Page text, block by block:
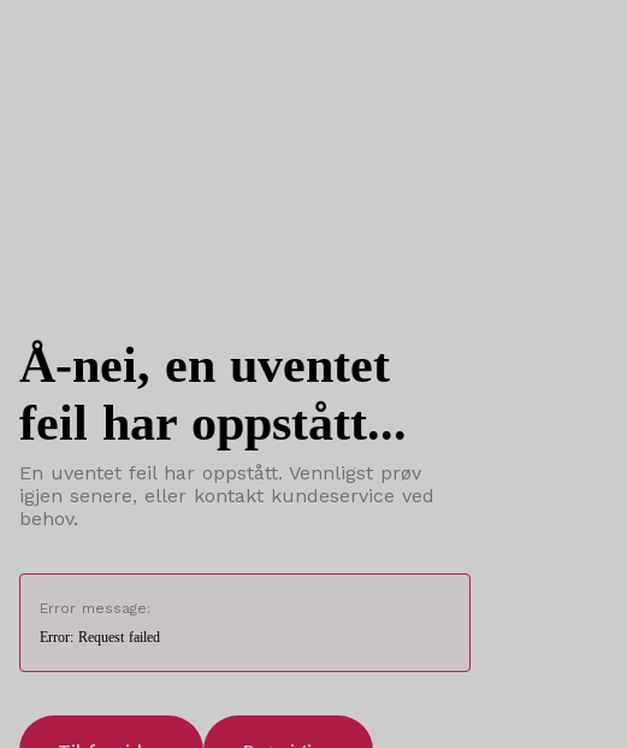
Å-nei, en uventet
feil har oppstått...
En uventet feil har oppstått. Vennligst prøv
igjen senere, eller kontakt kundeservice ved
behov.
Error message:
Error: Request failed